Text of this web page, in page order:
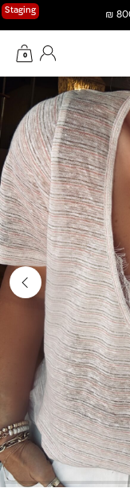
Staging
0
החשבון שלי